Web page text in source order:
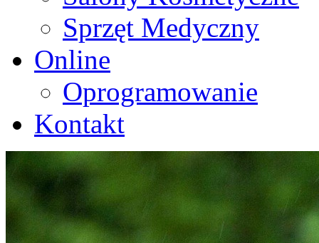
Sprzęt Medyczny
Online
Oprogramowanie
Kontakt